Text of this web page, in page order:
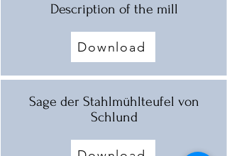
Description of the mill
Download
Sage der Stahlmühlteufel von
Schlund